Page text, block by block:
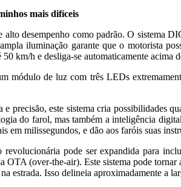
mais difíceis
alto desempenho como padrão. O sistema
iluminação garante que o motorista
km/h e desliga-se automaticamente acima
de luz com três LEDs
e precisão, este sistema cria possibilidades
do farol, mas também a inteligência
em milissegundos, e dão aos faróis suas
revolucionária pode ser expandida para
OTA (over-the-air). Este sistema pode
estrada. Isso delineia aproximadamente a